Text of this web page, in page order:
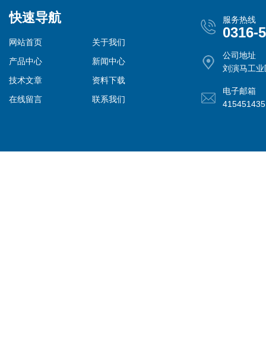
快速导航
网站首页
关于我们
产品中心
新闻中心
技术文章
资料下载
在线留言
联系我们
服务热线
0316-
公司地址
刘演马工业
电子邮箱